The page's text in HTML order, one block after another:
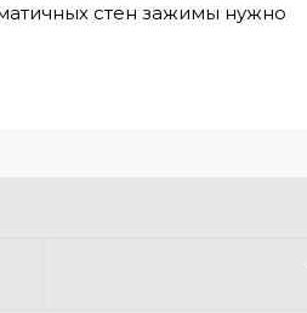
стен зажимы нужно